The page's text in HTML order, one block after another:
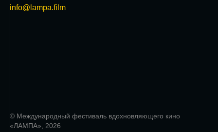
info@lampa.film
© Международный фестиваль вдохновляющего кино
«ЛАМПА», 2026